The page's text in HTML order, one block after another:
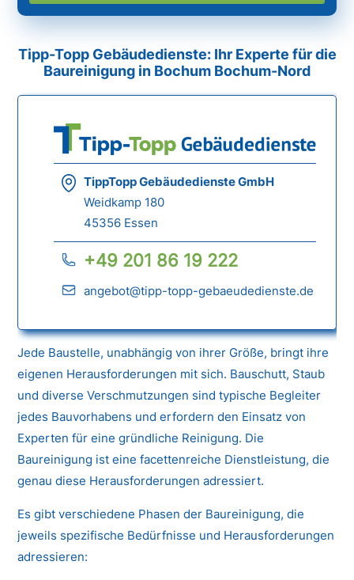
Tipp-Topp Gebäudedienste: Ihr Experte für die
Baureinigung in Bochum Bochum-Nord
TippTopp Gebäudedienste GmbH
Weidkamp 180
45356 Essen
+49 201 86 19 222
angebot@tipp-topp-gebaeudedienste.de
Jede Baustelle, unabhängig von ihrer Größe, bringt ihre
eigenen Herausforderungen mit sich. Bauschutt, Staub
und diverse Verschmutzungen sind typische Begleiter
jedes Bauvorhabens und erfordern den Einsatz von
Experten für eine gründliche Reinigung. Die
Baureinigung ist eine facettenreiche Dienstleistung, die
genau diese Herausforderungen adressiert.
Es gibt verschiedene Phasen der Baureinigung, die
jeweils spezifische Bedürfnisse und Herausforderungen
adressieren: